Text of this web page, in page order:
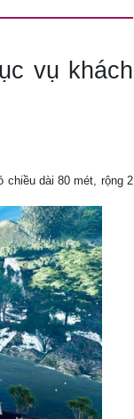
vụ khách
chiều dài 80 mét, rộng 2